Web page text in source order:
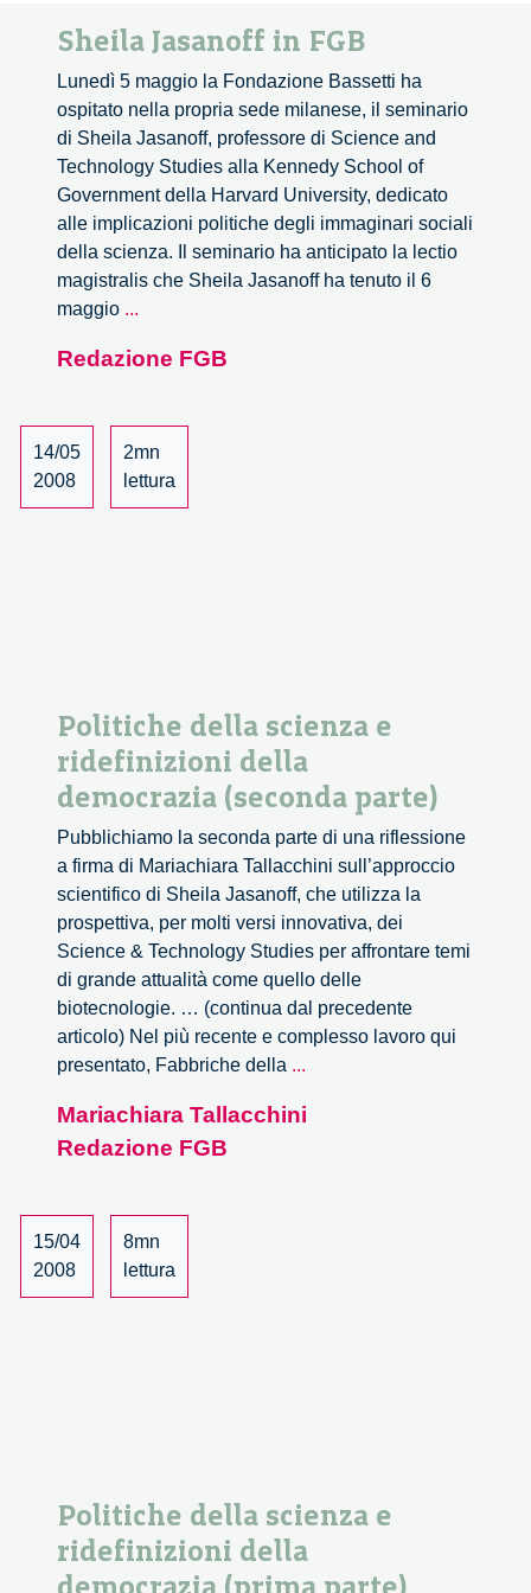
Sheila Jasanoff in FGB
Lunedì 5 maggio la Fondazione Bassetti ha
ospitato nella propria sede milanese, il seminario
di Sheila Jasanoff, professore di Science and
Technology Studies alla Kennedy School of
Government della Harvard University, dedicato
alle implicazioni politiche degli immaginari sociali
della scienza. Il seminario ha anticipato la lectio
magistralis che Sheila Jasanoff ha tenuto il 6
maggio ...
in
Redazione FGB
14/05
2008
2mn
lettura
Politiche della scienza e
ridefinizioni della
democrazia (seconda parte)
Pubblichiamo la seconda parte di una riflessione
a firma di Mariachiara Tallacchini sull’approccio
scientifico di Sheila Jasanoff, che utilizza la
prospettiva, per molti versi innovativa, dei
Science & Technology Studies per affrontare temi
di grande attualità come quello delle
biotecnologie. … (continua dal precedente
articolo) Nel più recente e complesso lavoro qui
presentato, Fabbriche della ...
scienza
Mariachiara Tallacchini
Redazione FGB
15/04
2008
8mn
lettura
Politiche della scienza e
ridefinizioni della